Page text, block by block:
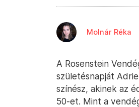
Molnár Réka
A Rosenstein
születésnapját
színész, akinek az
50-et. Mint a